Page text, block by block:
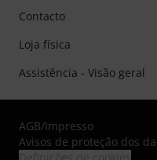
Contacto
Loja física
Assistência - Visão geral
AGB/Impresso
Avisos de proteção dos